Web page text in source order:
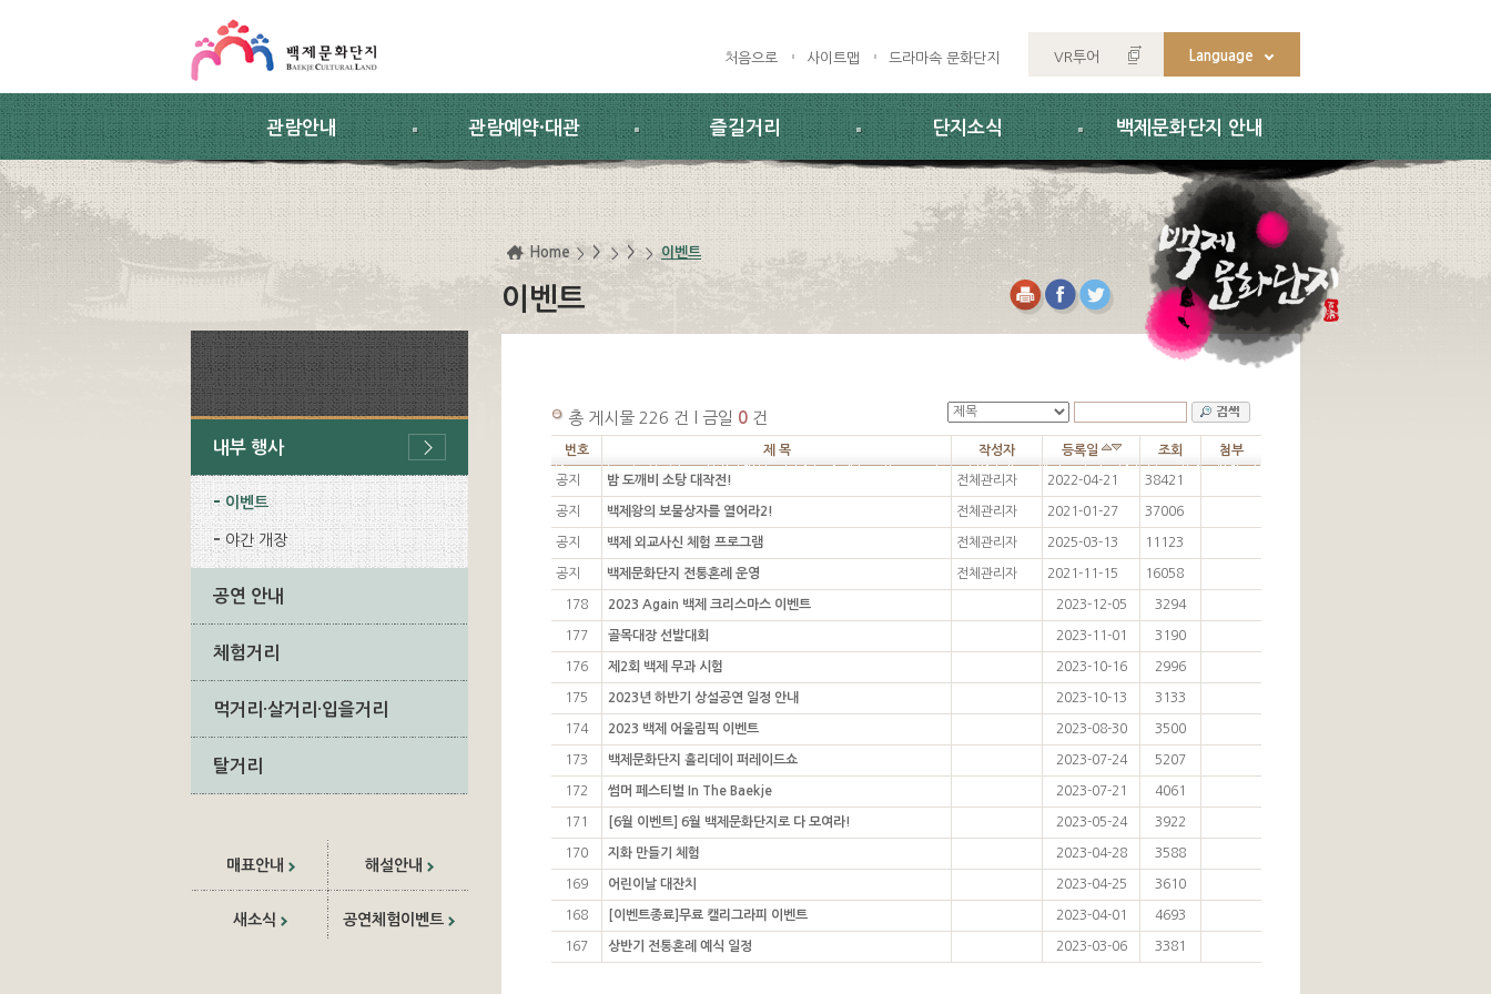
처음으로 사이트맵 드라마속 문화단지 VR투어 Language
관람안내 관람예약·대관 즐길거리 단지소식 백제문화단지 안내
내부 행사
이벤트
야간 개장
공연 안내
체험거리
먹거리·살거리·입을거리
탈거리
매표안내 해설안내
새소식 공연체험이벤트
Home > > 이벤트
이벤트
총 게시물 226 건 l 금일 0 건
번호 제 목 작성자 등록일 조회 첨부
공지 밤 도깨비 소탕 대작전! 전체관리자 2022-04-21 38421
공지 백제왕의 보물상자를 열어라2! 전체관리자 2021-01-27 37006
공지 백제 외교사신 체험 프로그램 전체관리자 2025-03-13 11123
공지 백제문화단지 전통혼례 운영 전체관리자 2021-11-15 16058
178 2023 Again 백제 크리스마스 이벤트 2023-12-05 3294
177 골목대장 선발대회 2023-11-01 3190
176 제2회 백제 무과 시험 2023-10-16 2996
175 2023년 하반기 상설공연 일정 안내 2023-10-13 3133
174 2023 백제 어울림픽 이벤트 2023-08-30 3500
173 백제문화단지 홀리데이 퍼레이드쇼 2023-07-24 5207
172 썸머 페스티벌 In The Baekje 2023-07-21 4061
171 [6월 이벤트] 6월 백제문화단지로 다 모여라! 2023-05-24 3922
170 지화 만들기 체험 2023-04-28 3588
169 어린이날 대잔치 2023-04-25 3610
168 [이벤트종료]무료 캘리그라피 이벤트 2023-04-01 4693
167 상반기 전통혼례 예식 일정 2023-03-06 3381